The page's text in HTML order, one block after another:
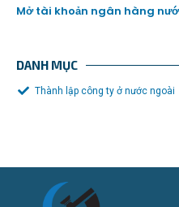
Mở tài khoản ngân hàng
DANH MỤC
Thành lập công ty ở nước ngoài